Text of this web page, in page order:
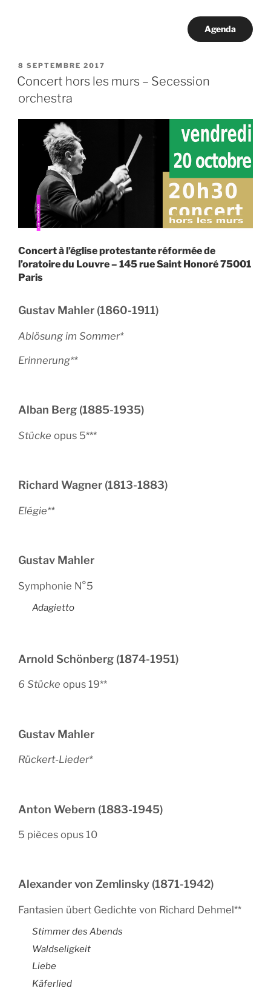
Agenda
PUBLIÉ
LE
8 SEPTEMBRE 2017
Concert hors les murs – Secession
orchestra
Concert à l’église protestante réformée de
l’oratoire du Louvre – 145 rue Saint Honoré 75001
Paris
Gustav Mahler (1860-1911)
Ablösung im Sommer*
Erinnerung**
Alban Berg (1885-1935)
Stücke opus 5***
Richard Wagner (1813-1883)
Elégie**
Gustav Mahler
Symphonie N°5
Adagietto
Arnold Schönberg (1874-1951)
6 Stücke opus 19**
Gustav Mahler
Rückert-Lieder*
Anton Webern (1883-1945)
5 pièces opus 10
Alexander von Zemlinsky (1871-1942)
Fantasien übert Gedichte von Richard Dehmel**
Stimmer des Abends
Waldseligkeit
Liebe
Käferlied